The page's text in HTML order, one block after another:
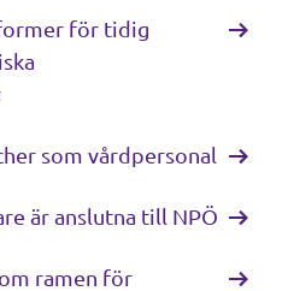
för tidig
som vårdpersonal
är anslutna till NPÖ
ramen för